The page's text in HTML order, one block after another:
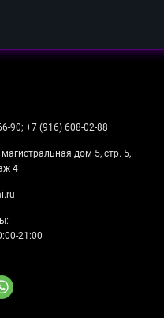
90; +7 (916) 608-02-88
магистральная дом 5, стр. 5,
4
21:00